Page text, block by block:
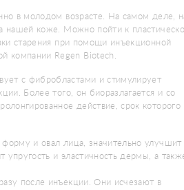
в молодом возрасте. На самом деле,
нашей коже. Можно пойти к
старения при помощи инъекционной
компании Regen Biotech.
с фибробластами и стимулирует
Более того, он биоразлагается и со
действие, срок которого
и овал лица, значительно улучшит
и эластичность дермы, а
после инъекции. Они исчезают в